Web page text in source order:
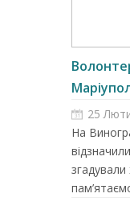
25
На
згадували